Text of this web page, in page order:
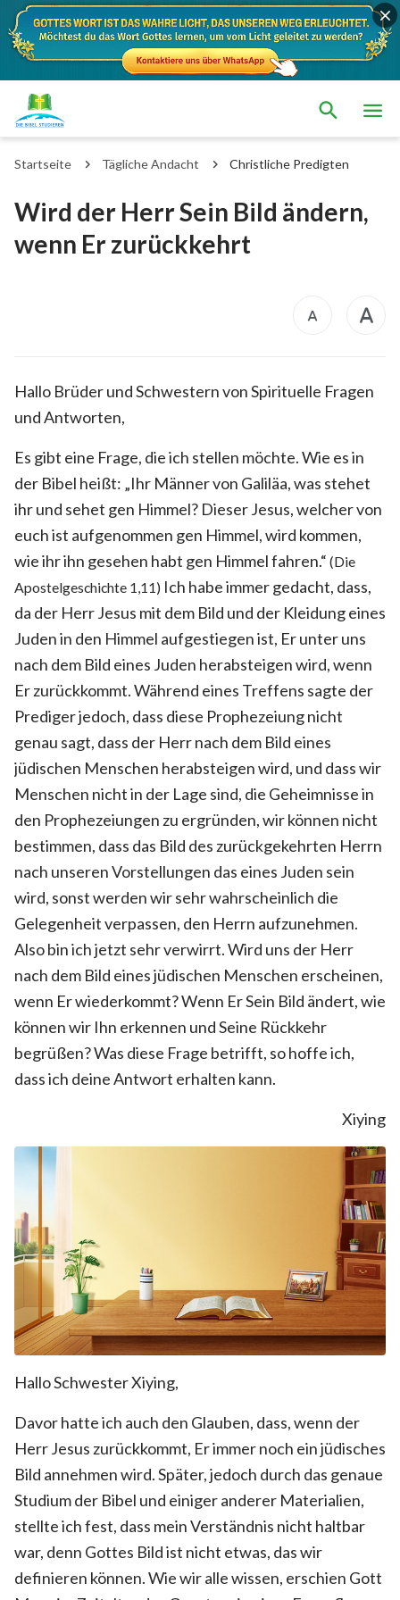
Startseite Tägliche Andacht Christliche Predigten
Wird der Herr Sein Bild ändern,
wenn Er zurückkehrt
Hallo Brüder und Schwestern von Spirituelle Fragen
und Antworten,
Es gibt eine Frage, die ich stellen möchte. Wie es in
der Bibel heißt: „Ihr Männer von Galiläa, was stehet
ihr und sehet gen Himmel? Dieser Jesus, welcher von
euch ist aufgenommen gen Himmel, wird kommen,
wie ihr ihn gesehen habt gen Himmel fahren.“ (Die
Apostelgeschichte 1,11) Ich habe immer gedacht, dass,
da der Herr Jesus mit dem Bild und der Kleidung eines
Juden in den Himmel aufgestiegen ist, Er unter uns
nach dem Bild eines Juden herabsteigen wird, wenn
Er zurückkommt. Während eines Treffens sagte der
Prediger jedoch, dass diese Prophezeiung nicht
genau sagt, dass der Herr nach dem Bild eines
jüdischen Menschen herabsteigen wird, und dass wir
Menschen nicht in der Lage sind, die Geheimnisse in
den Prophezeiungen zu ergründen, wir können nicht
bestimmen, dass das Bild des zurückgekehrten Herrn
nach unseren Vorstellungen das eines Juden sein
wird, sonst werden wir sehr wahrscheinlich die
Gelegenheit verpassen, den Herrn aufzunehmen.
Also bin ich jetzt sehr verwirrt. Wird uns der Herr
nach dem Bild eines jüdischen Menschen erscheinen,
wenn Er wiederkommt? Wenn Er Sein Bild ändert, wie
können wir Ihn erkennen und Seine Rückkehr
begrüßen? Was diese Frage betrifft, so hoffe ich,
dass ich deine Antwort erhalten kann.
Xiying
Hallo Schwester Xiying,
Davor hatte ich auch den Glauben, dass, wenn der
Herr Jesus zurückkommt, Er immer noch ein jüdisches
Bild annehmen wird. Später, jedoch durch das genaue
Studium der Bibel und einiger anderer Materialien,
stellte ich fest, dass mein Verständnis nicht haltbar
war, denn Gottes Bild ist nicht etwas, das wir
definieren können. Wie wir alle wissen, erschien Gott